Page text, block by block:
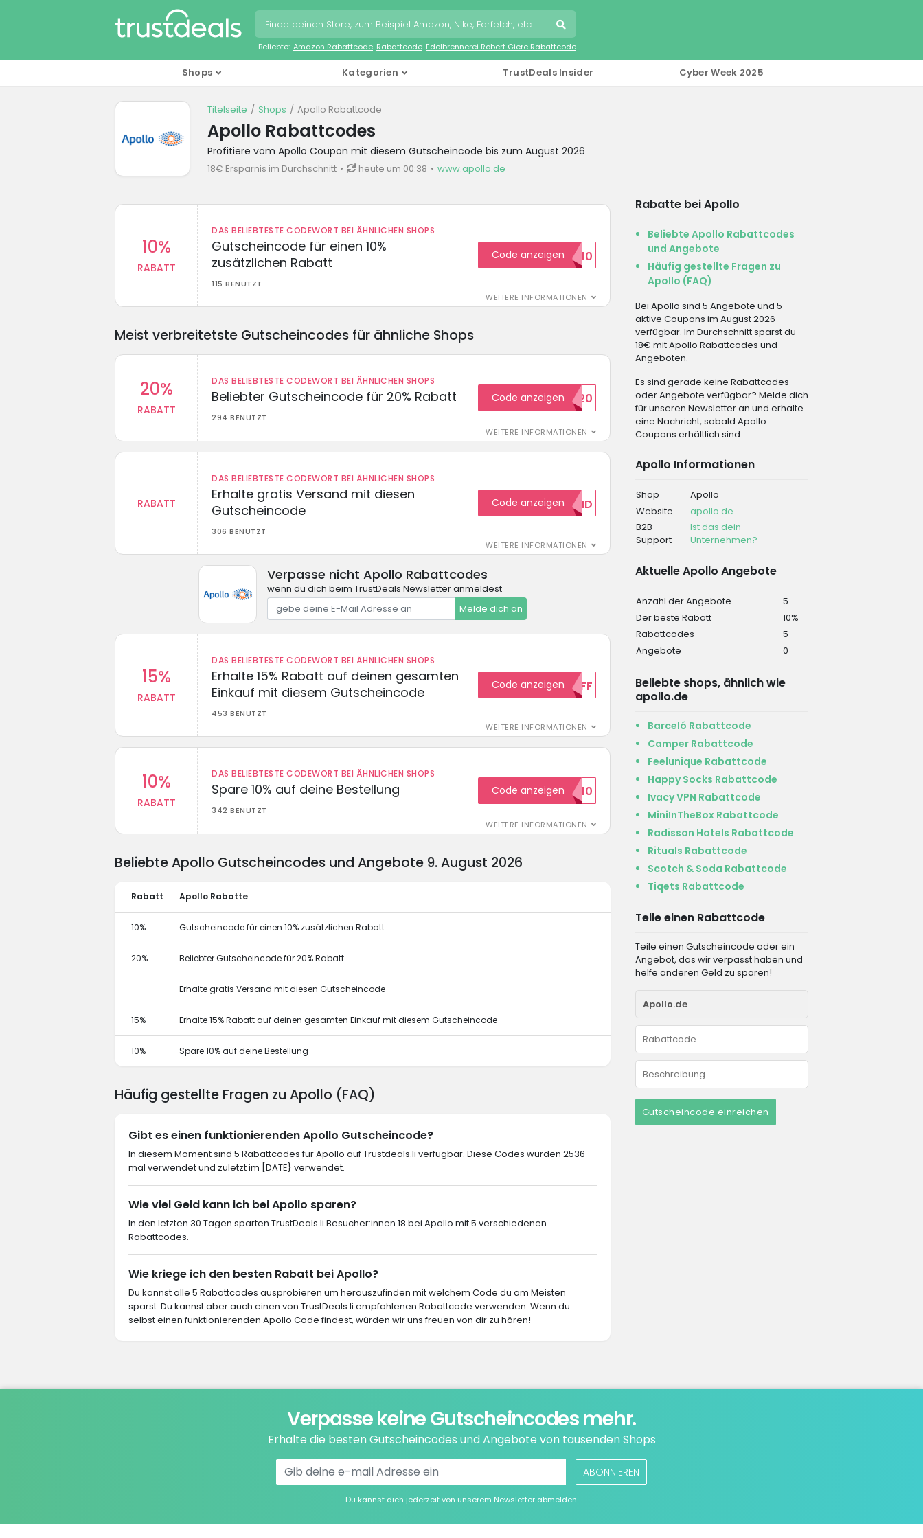
Beliebte: Amazon Rabattcode Rabattcode Edelbrennerei Robert Giere Rabattcode
Shops Kategorien TrustDeals Insider Cyber Week 2025
Titelseite Shops Apollo Rabattcode
Apollo Rabattcodes
Profitiere vom Apollo Coupon mit diesem Gutscheincode bis zum August 2026
18€ Ersparnis im Durchschnitt heute um 00:38 www.apollo.de
10%
RABATT
DAS BELIEBTESTE CODEWORT BEI ÄHNLICHEN SHOPS
Gutscheincode für einen 10%
zusätzlichen Rabatt
115 BENUTZT
WEITERE INFORMATIONEN
Code anzeigenHELLO10
Meist verbreitetste Gutscheincodes für ähnliche Shops
20%
RABATT
DAS BELIEBTESTE CODEWORT BEI ÄHNLICHEN SHOPS
Beliebter Gutscheincode für 20% Rabatt
294 BENUTZT
WEITERE INFORMATIONEN
Code anzeigen
WELCOME20
RABATT
DAS BELIEBTESTE CODEWORT BEI ÄHNLICHEN SHOPS
Erhalte gratis Versand mit diesen
Gutscheincode
306 BENUTZT
WEITERE INFORMATIONEN
Code anzeigen
GRATISVERSAND
Verpasse nicht Apollo Rabattcodes
wenn du dich beim TrustDeals Newsletter anmeldest
Melde dich an
15%
RABATT
DAS BELIEBTESTE CODEWORT BEI ÄHNLICHEN SHOPS
Erhalte 15% Rabatt auf deinen gesamten
Einkauf mit diesem Gutscheincode
453 BENUTZT
WEITERE INFORMATIONEN
Code anzeigen15OFF
10%
RABATT
DAS BELIEBTESTE CODEWORT BEI ÄHNLICHEN SHOPS
Spare 10% auf deine Bestellung
342 BENUTZT
WEITERE INFORMATIONEN
Code anzeigen
WILKOMMEN10
Rabatte bei Apollo
Beliebte Apollo Rabattcodes
und Angebote
Häufig gestellte Fragen zu
Apollo (FAQ)
Bei Apollo sind 5 Angebote und 5
aktive Coupons im August 2026
verfügbar. Im Durchschnitt sparst du
18€ mit Apollo Rabattcodes und
Angeboten.
Es sind gerade keine Rabattcodes
oder Angebote verfügbar? Melde dich
für unseren Newsletter an und erhalte
eine Nachricht, sobald Apollo
Coupons erhältlich sind.
Apollo Informationen
Shop
Apollo
Website
apollo.de
B2B
Support
Ist das dein
Unternehmen?
Aktuelle Apollo Angebote
Anzahl der Angebote
5
Der beste Rabatt
10%
Rabattcodes
5
Angebote
0
Beliebte shops, ähnlich wie
apollo.de
Barceló Rabattcode
Camper Rabattcode
Feelunique Rabattcode
Happy Socks Rabattcode
Ivacy VPN Rabattcode
MiniInTheBox Rabattcode
Radisson Hotels Rabattcode
Rituals Rabattcode
Scotch & Soda Rabattcode
Tiqets Rabattcode
Teile einen Rabattcode
Teile einen Gutscheincode oder ein
Angebot, das wir verpasst haben und
helfe anderen Geld zu sparen!
Gutscheincode einreichen
Beliebte Apollo Gutscheincodes und Angebote 9. August 2026
Rabatt Apollo Rabatte
10% Gutscheincode für einen 10% zusätzlichen Rabatt
20% Beliebter Gutscheincode für 20% Rabatt
Erhalte gratis Versand mit diesen Gutscheincode
15% Erhalte 15% Rabatt auf deinen gesamten Einkauf mit diesem Gutscheincode
10% Spare 10% auf deine Bestellung
Häufig gestellte Fragen zu Apollo (FAQ)
Gibt es einen funktionierenden Apollo Gutscheincode?
In diesem Moment sind 5 Rabattcodes für Apollo auf Trustdeals.li verfügbar. Diese Codes wurden 2536
mal verwendet und zuletzt im [DATE} verwendet.
Wie viel Geld kann ich bei Apollo sparen?
In den letzten 30 Tagen sparten TrustDeals.li Besucher:innen 18 bei Apollo mit 5 verschiedenen
Rabattcodes.
Wie kriege ich den besten Rabatt bei Apollo?
Du kannst alle 5 Rabattcodes ausprobieren um herauszufinden mit welchem Code du am Meisten
sparst. Du kannst aber auch einen von TrustDeals.li empfohlenen Rabattcode verwenden. Wenn du
selbst einen funktionierenden Apollo Code findest, würden wir uns freuen von dir zu hören!
Verpasse keine Gutscheincodes mehr.
Erhalte die besten Gutscheincodes und Angebote von tausenden Shops
ABONNIEREN
Du kannst dich jederzeit von unserem Newsletter abmelden.